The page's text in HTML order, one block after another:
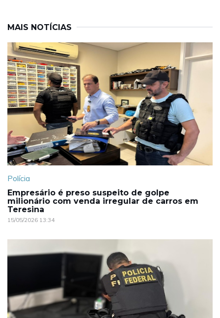
MAIS NOTÍCIAS
Polícia
Empresário é preso suspeito de golpe
milionário com venda irregular de carros em
Teresina
15/05/2026 13:34